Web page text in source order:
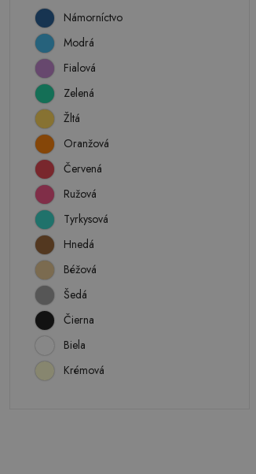
Námorníctvo
Modrá
Fialová
Zelená
Žltá
Oranžová
Červená
Ružová
Tyrkysová
Hnedá
Béžová
Šedá
Čierna
Biela
Krémová